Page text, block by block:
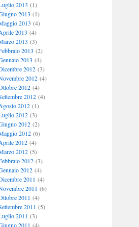
2013 (1)
2013 (1)
2013 (4)
2013 (4)
2013 (3)
2013 (2)
2013 (4)
2012(3)
2012(4)
2012(4)
2012(4)
2012(1)
2012(3)
2012(2)
2012(6)
2012(4)
2012(5)
2012(3)
2012(4)
2011 (4)
2011 (6)
2011 (4)
2011 (5)
2011 (3)
2011 (4)